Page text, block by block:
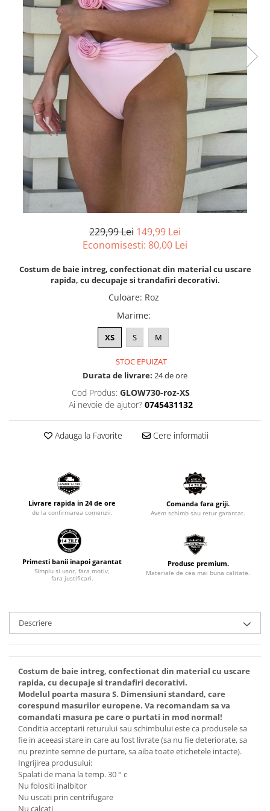
229,99 Lei 149,99 Lei
Economisesti: 80,00 Lei
Costum de baie intreg, confectionat din material cu uscare
rapida, cu decupaje si trandafiri decorativi.
Culoare: Roz
Marime:
XS S M
STOC EPUIZAT
Durata de livrare: 24 de ore
Cod Produs: GLOW730-roz-XS
Ai nevoie de ajutor? 0745431132
Adauga la Favorite Cere informatii
Livrare rapida in 24 de ore
de la confirmarea comenzii.
Comanda fara griji.
Avem schimb sau retur garantat.
Primesti banii inapoi garantat
Simplu si usor, fara motiv,
fara justificari.
Produse premium.
Materiale de cea mai buna calitate.
Descriere
Costum de baie intreg, confectionat din material cu uscare
rapida, cu decupaje si trandafiri decorativi.
Modelul poarta masura S. Dimensiuni standard, care
corespund masurilor europene. Va recomandam sa va
comandati masura pe care o purtati in mod normal!
Conditia acceptarii returului sau schimbului este ca produsele sa
fie in aceeasi stare in care au fost livrate (sa nu fie deteriorate, sa
nu prezinte semne de purtare, sa aiba toate etichetele intacte).
Ingrijirea produsului:
Spalati de mana la temp. 30 ° c
Nu folositi inalbitor
Nu uscati prin centrifugare
Nu calcati